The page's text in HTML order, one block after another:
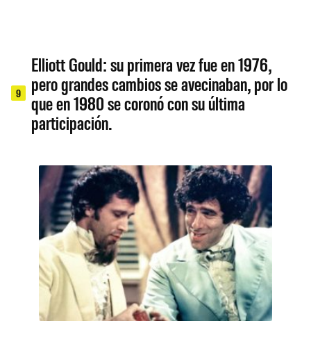
9
Elliott Gould: su primera vez fue en 1976,
pero grandes cambios se avecinaban, por lo
que en 1980 se coronó con su última
participación.